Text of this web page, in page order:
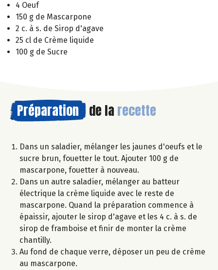
4 Oeuf
150 g de Mascarpone
2 c. à s. de Sirop d'agave
25 cl de Crème liquide
100 g de Sucre
Préparation de la recette
Dans un saladier, mélanger les jaunes d'oeufs et le
sucre brun, fouetter le tout. Ajouter 100 g de
mascarpone, fouetter à nouveau.
Dans un autre saladier, mélanger au batteur
électrique la crème liquide avec le reste de
mascarpone. Quand la préparation commence à
épaissir, ajouter le sirop d'agave et les 4 c. à s. de
sirop de framboise et finir de monter la crème
chantilly.
Au fond de chaque verre, déposer un peu de crème
au mascarpone.